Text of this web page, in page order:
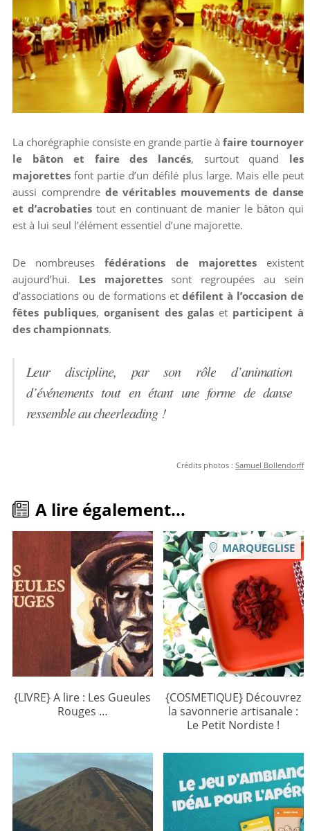
La chorégraphie consiste en grande partie àfaire tournoyer
le bâton et faire des lancés, surtout quand les
majorettesfont partie d’un défilé plus large. Mais elle peut
aussi comprendrede véritables mouvements de danse
et d’acrobatiestout en continuant de manier le bâton qui
est à lui seul l’élément essentiel d’une majorette.
De nombreusesfédérations de majorettesexistent
aujourd’hui. Les majorettessont regroupées au sein
d’associations ou de formations et défilent à l’occasion de
fêtes publiques, organisent des galaset participent à
des championnats.
Leur discipline, par son rôle d’animation
d’événements tout en étant une forme de danse
ressemble au cheerleading !
Crédits photos :Samuel Bollendorff
A lire également...
{LIVRE} A lire : Les Gueules
Rouges …
{COSMETIQUE} Découvrez
la savonnerie artisanale :
Le Petit Nordiste !
MARQUEGLISE